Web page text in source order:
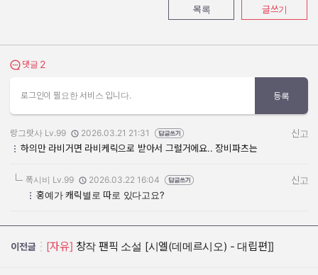
목록 글쓰기
댓글 보기
댓글 2
로그인이 필요한 서비스 입니다. 등록
작성자:
랑그랏사 Lv.99
작성일:
2026.03.21 21:31
신고
하의만 라비거면 라비케릭으로 받아서 그럴거에요.. 장비파츠는
작성자:
폭시비 Lv.99
작성일:
2026.03.22 16:04
신고
홍예가 캐릭별로 따로 있다고요?
이전글 [자유] 창작 팬픽 소설 [시엘(데메르시오) - 대립편]]